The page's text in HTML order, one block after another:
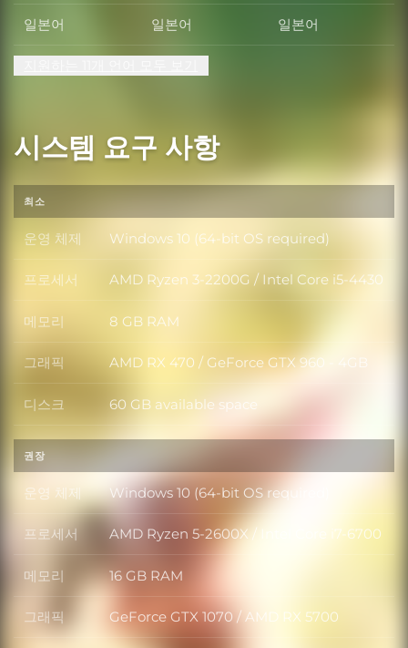
일본어 일본어 일본어
시스템 요구 사항
최소
운영 체제 운영 체제
Windows 10 (64-bit OS required)
프로세서 프로세서
AMD Ryzen 3-2200G / Intel Core i5-4430
메모리 메모리
8 GB RAM
그래픽 그래픽
AMD RX 470 / GeForce GTX 960 - 4GB
디스크 디스크
60 GB available space
권장
운영 체제 운영 체제
Windows 10 (64-bit OS required)
프로세서 프로세서
AMD Ryzen 5-2600X / Intel Core i7-6700
메모리 메모리
16 GB RAM
그래픽 그래픽
GeForce GTX 1070 / AMD RX 5700